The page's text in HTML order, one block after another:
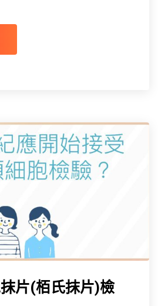
片(栢氏抹片)檢